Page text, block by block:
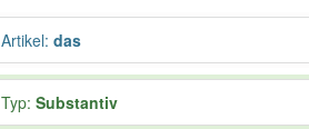
Artikel: das
Typ: Substantiv